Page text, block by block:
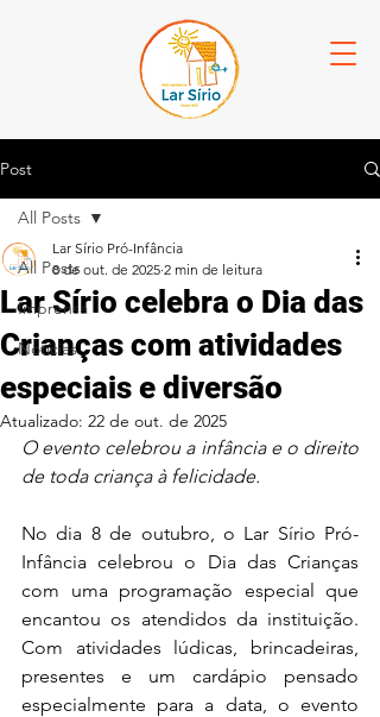
Post
All Posts
Imprensa
Notícias
All Posts
Lar Sírio celebra o Dia das
Crianças com atividades
especiais e diversão
Lar Sírio Pró-Infância
8 de out. de 2025 2 min de leitura
Atualizado: 22 de out. de 2025
O evento celebrou a infância e o direito
de toda criança à felicidade.
No dia 8 de outubro, o Lar Sírio Pró-
Infância celebrou o Dia das Crianças
com uma programação especial que
encantou os atendidos da instituição.
Com atividades lúdicas, brincadeiras,
presentes e um cardápio pensado
especialmente para a data, o evento